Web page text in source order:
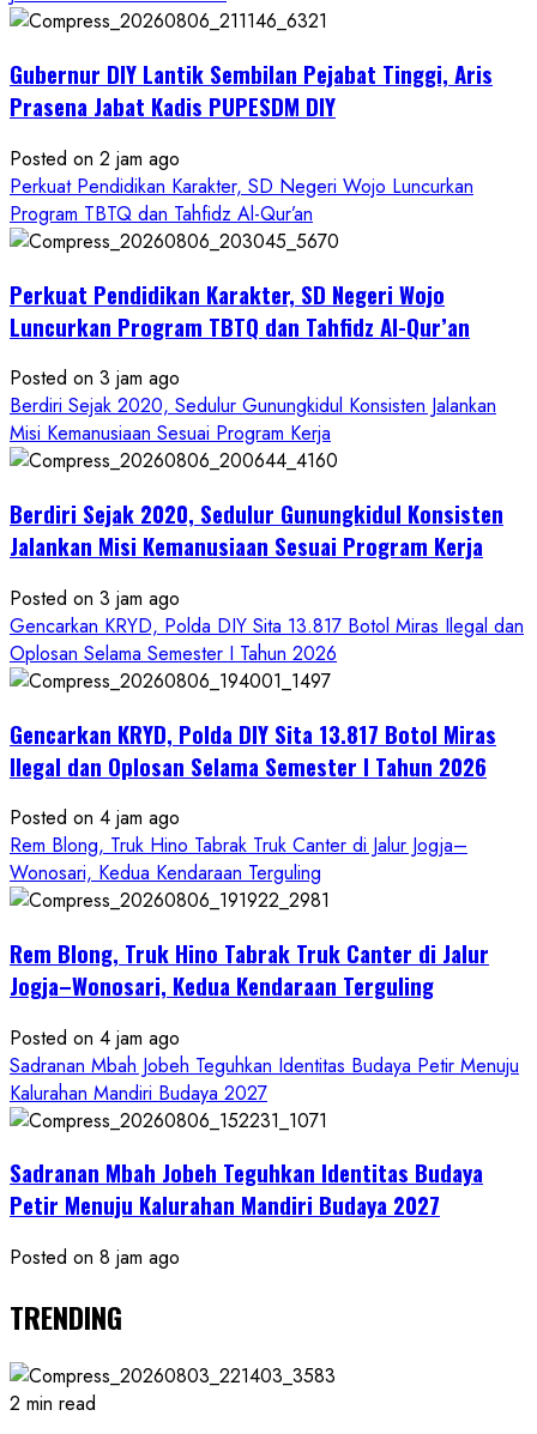
Gubernur DIY Lantik Sembilan Pejabat Tinggi, Aris
Prasena Jabat Kadis PUPESDM DIY
Posted on 2 jam ago
Perkuat Pendidikan Karakter, SD Negeri Wojo Luncurkan
Program TBTQ dan Tahfidz Al-Qur’an
Perkuat Pendidikan Karakter, SD Negeri Wojo
Luncurkan Program TBTQ dan Tahfidz Al-Qur’an
Posted on 3 jam ago
Berdiri Sejak 2020, Sedulur Gunungkidul Konsisten Jalankan
Misi Kemanusiaan Sesuai Program Kerja
Berdiri Sejak 2020, Sedulur Gunungkidul Konsisten
Jalankan Misi Kemanusiaan Sesuai Program Kerja
Posted on 3 jam ago
Gencarkan KRYD, Polda DIY Sita 13.817 Botol Miras Ilegal dan
Oplosan Selama Semester I Tahun 2026
Gencarkan KRYD, Polda DIY Sita 13.817 Botol Miras
Ilegal dan Oplosan Selama Semester I Tahun 2026
Posted on 4 jam ago
Rem Blong, Truk Hino Tabrak Truk Canter di Jalur Jogja–
Wonosari, Kedua Kendaraan Terguling
Rem Blong, Truk Hino Tabrak Truk Canter di Jalur
Jogja–Wonosari, Kedua Kendaraan Terguling
Posted on 4 jam ago
Sadranan Mbah Jobeh Teguhkan Identitas Budaya Petir Menuju
Kalurahan Mandiri Budaya 2027
Sadranan Mbah Jobeh Teguhkan Identitas Budaya
Petir Menuju Kalurahan Mandiri Budaya 2027
Posted on 8 jam ago
TRENDING
2 min read